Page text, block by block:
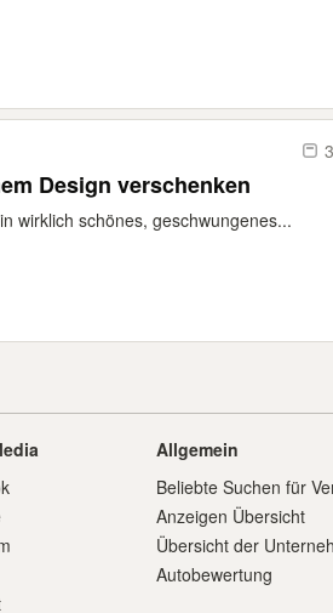
Design verschenken
wirklich schönes, geschwungenes...
Allgemein
Beliebte Suchen für
Anzeigen Übersicht
Übersicht der
Autobewertung